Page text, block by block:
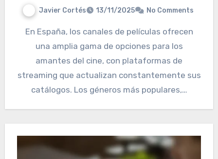
Javier Cortés 13/11/2025 No Comments
En España, los canales de películas ofrecen
una amplia gama de opciones para los
amantes del cine, con plataformas de
streaming que actualizan constantemente sus
catálogos. Los géneros más populares,…